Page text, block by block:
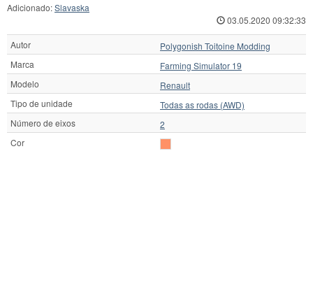
Adicionado:Slavaska
03.05.2020 09:32:33
Autor
Polygonish Toitoine Modding
Marca
Farming Simulator 19
Modelo
Renault
Tipo de unidade
Todas as rodas (AWD)
Número de eixos
2
Cor